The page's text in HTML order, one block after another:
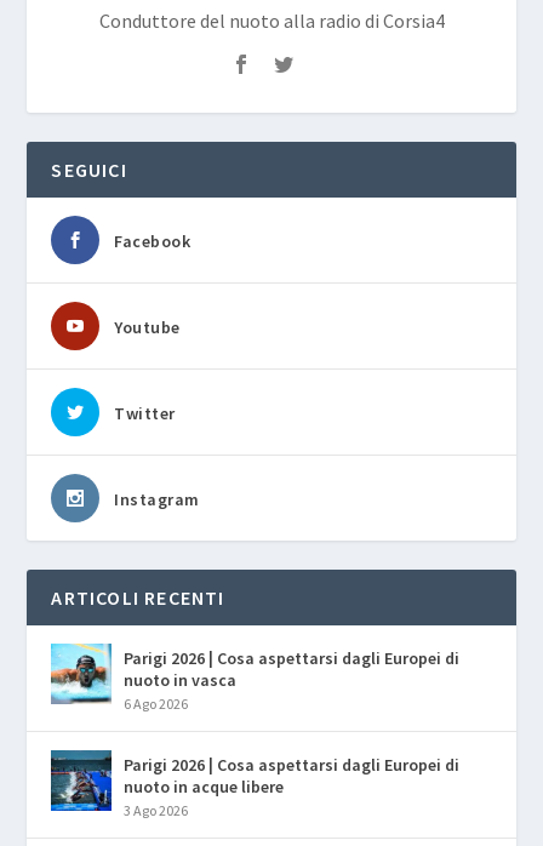
Conduttore del nuoto alla radio di Corsia4
SEGUICI
Facebook
Youtube
Twitter
Instagram
ARTICOLI RECENTI
Parigi 2026 | Cosa aspettarsi dagli Europei di
nuoto in vasca
6 Ago 2026
Parigi 2026 | Cosa aspettarsi dagli Europei di
nuoto in acque libere
3 Ago 2026